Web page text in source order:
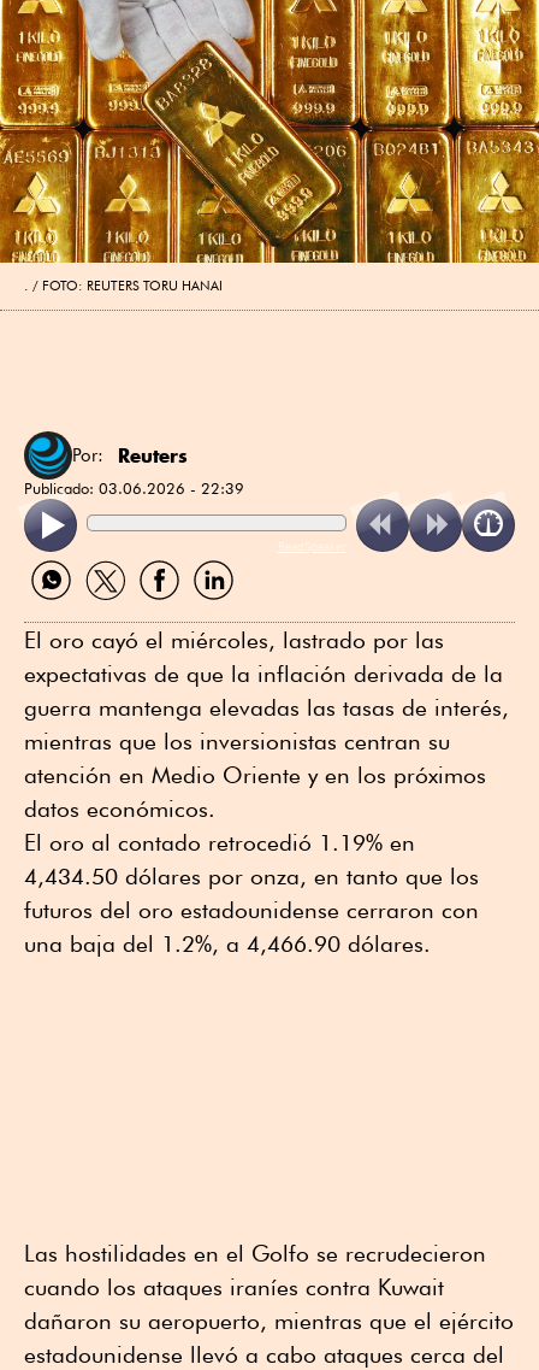
FOTO: REUTERS TORU HANAI
Por: Reuters
Publicado: 03.06.2026 - 22:39
ReadSpeaker
Compartir
por
Compartir
por
Compartir
por
Compartir
por
El oro cayó el miércoles, lastrado por las
expectativas de que la inflación derivada de la
guerra mantenga elevadas las tasas de interés,
mientras que los inversionistas centran su
atención en Medio Oriente y en los próximos
datos económicos.
El oro al contado retrocedió 1.19% en
4,434.50 dólares por onza, en tanto que los
futuros del oro estadounidense cerraron con
una baja del 1.2%, a 4,466.90 dólares.
Las hostilidades en el Golfo se recrudecieron
cuando los ataques iraníes contra Kuwait
dañaron su aeropuerto, mientras que el ejército
estadounidense llevó a cabo ataques cerca del